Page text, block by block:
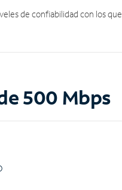
de confiabilidad con los que
500 Mbps